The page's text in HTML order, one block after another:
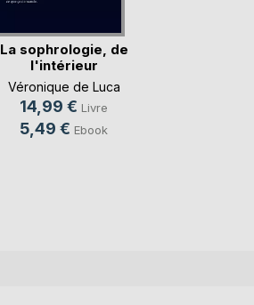
La sophrologie, de
l'intérieur
Véronique de Luca
14,99 € Livre
5,49 € Ebook